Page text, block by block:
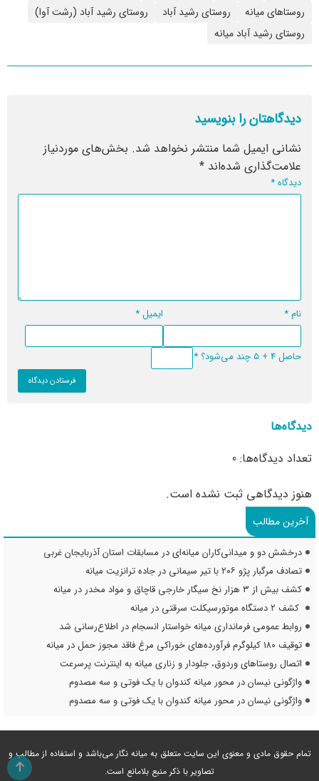
روستاهای میانه
روستای رشید آباد
روستای رشید آباد (رشت آوا)
روستای رشید آباد میانه
دیدگاهتان را بنویسید
نشانی ایمیل شما منتشر نخواهد شد. بخش‌های موردنیاز
علامت‌گذاری شده‌اند *
دیدگاه*
نام* ایمیل*
حاصل 4 + 5 چند می‌شود؟ *
دیدگاه‌ها
تعداد دیدگاه‌ها: 0
هنوز دیدگاهی ثبت نشده است.
آخرین مطالب
درخشش دو و میدانی‌کاران میانه‌ای در مسابقات استان آذربایجان غربی
تصادف مرگبار پژو ۲۰۶ با تیر سیمانی در جاده ترانزیت میانه
کشف بیش از ۳ هزار نخ سیگار خارجی قاچاق و مواد مخدر در میانه
کشف ۲ دستگاه موتورسیکلت سرقتی در میانه
روابط عمومی فرمانداری میانه خواستار انسجام در اطلاع‌رسانی شد
توقیف ۱۸۰ کیلوگرم فرآورده‌های خوراکی مرغ فاقد مجوز حمل در میانه
اتصال روستاهای وردوق، جلودار و زناری میانه به اینترنت پرسرعت
واژگونی نیسان در محور میانه کندوان با یک فوتی و سه مصدوم
واژگونی نیسان در محور میانه کندوان با یک فوتی و سه مصدوم
تمام حقوق مادی و معنوی این سایت متعلق به میانه نگار می‌باشد و استفاده از مطالب و
تصاویر با ذکر منبع بلامانع است.